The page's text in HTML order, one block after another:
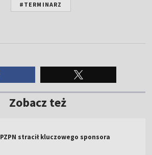
#TERMINARZ
Zobacz też
PZPN stracił kluczowego sponsora